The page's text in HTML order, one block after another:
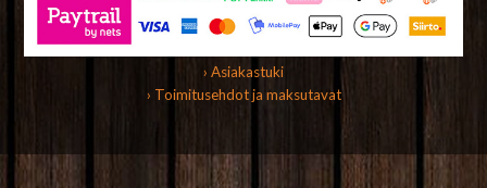
› Asiakastuki
› Toimitusehdot ja maksutavat